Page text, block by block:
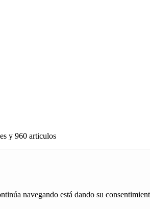
y 960 articulos
navegando está dando su